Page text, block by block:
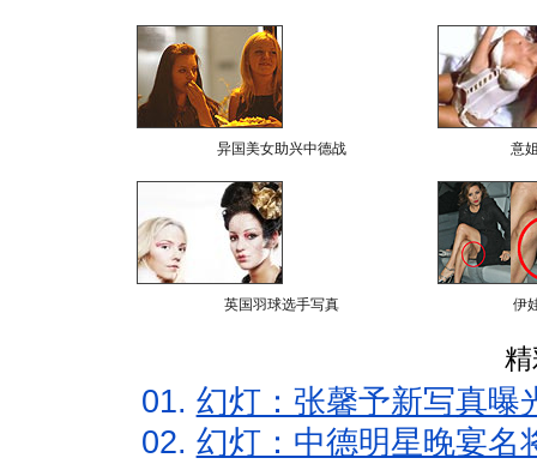
异国美女助兴中德战 意
英国羽球选手写真 伊
01. 幻灯：张馨予新写真曝
02. 幻灯：中德明星晚宴名